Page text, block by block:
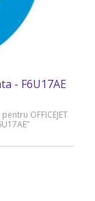
- F6U17AE
OFFICEJET